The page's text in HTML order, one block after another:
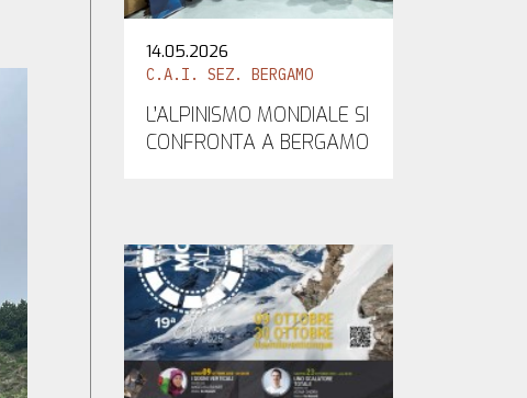
14.05.2026
C.A.I. SEZ. BERGAMO
L’ALPINISMO MONDIALE SI
CONFRONTA A BERGAMO